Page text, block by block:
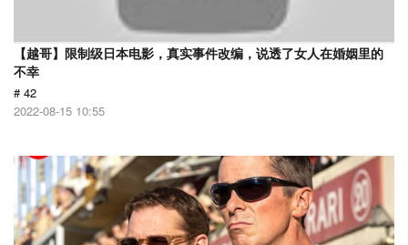
【越哥】限制级日本电影，真实事件改编，说透了女人在婚姻里的
不幸
# 42
2022-08-15 10:55